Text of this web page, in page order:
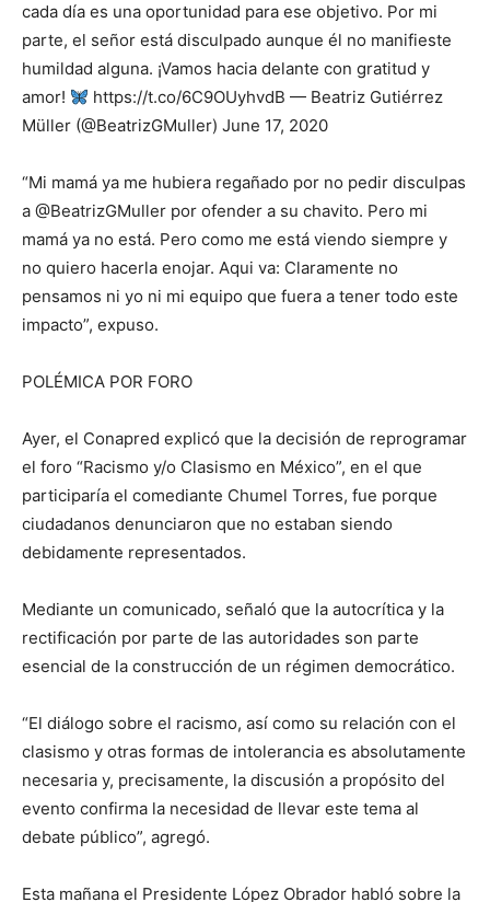
cada día es una oportunidad para ese objetivo. Por mi
parte, el señor está disculpado aunque él no manifieste
humildad alguna. ¡Vamos hacia delante con gratitud y
amor!
https://t.co/6C9OUyhvdB — Beatriz Gutiérrez
Müller (@BeatrizGMuller) June 17, 2020
“Mi mamá ya me hubiera regañado por no pedir disculpas
a @BeatrizGMuller por ofender a su chavito. Pero mi
mamá ya no está. Pero como me está viendo siempre y
no quiero hacerla enojar. Aqui va: Claramente no
pensamos ni yo ni mi equipo que fuera a tener todo este
impacto”, expuso.
POLÉMICA POR FORO
Ayer, el Conapred explicó que la decisión de reprogramar
el foro “Racismo y/o Clasismo en México”, en el que
participaría el comediante Chumel Torres, fue porque
ciudadanos denunciaron que no estaban siendo
debidamente representados.
Mediante un comunicado, señaló que la autocrítica y la
rectificación por parte de las autoridades son parte
esencial de la construcción de un régimen democrático.
“El diálogo sobre el racismo, así como su relación con el
clasismo y otras formas de intolerancia es absolutamente
necesaria y, precisamente, la discusión a propósito del
evento confirma la necesidad de llevar este tema al
debate público”, agregó.
Esta mañana el Presidente López Obrador habló sobre la